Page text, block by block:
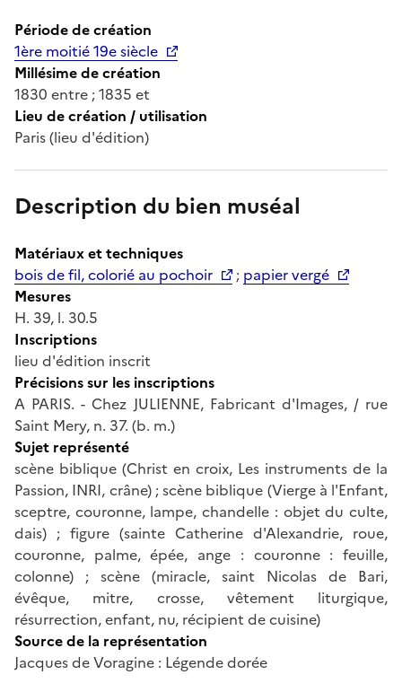
Période de création
1ère moitié 19e siècle
Millésime de création
1830 entre ; 1835 et
Lieu de création / utilisation
Paris (lieu d'édition)
Description du bien muséal
Matériaux et techniques
bois de fil, colorié au pochoir
; papier vergé
Mesures
H. 39, l. 30.5
Inscriptions
lieu d'édition inscrit
Précisions sur les inscriptions
A PARIS. - Chez JULIENNE, Fabricant d'Images, / rue
Saint Mery, n. 37. (b. m.)
Sujet représenté
scène biblique (Christ en croix, Les instruments de la
Passion, INRI, crâne) ; scène biblique (Vierge à l'Enfant,
sceptre, couronne, lampe, chandelle : objet du culte,
dais) ; figure (sainte Catherine d'Alexandrie, roue,
couronne, palme, épée, ange : couronne : feuille,
colonne) ; scène (miracle, saint Nicolas de Bari,
évêque, mitre, crosse, vêtement liturgique,
résurrection, enfant, nu, récipient de cuisine)
Source de la représentation
Jacques de Voragine : Légende dorée